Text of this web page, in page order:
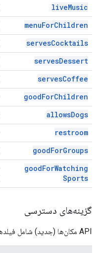
liveMusic
menuForChildren
servesCocktails
servesDessert
servesCoffee
goodForChildren
allowsDogs
restroom
goodForGroups
goodForWatching
Sports
گزینه‌های دسترسی
API مکان‌ها (جدید) شامل فیلدهای گزینه‌های دسترسی زیر است: